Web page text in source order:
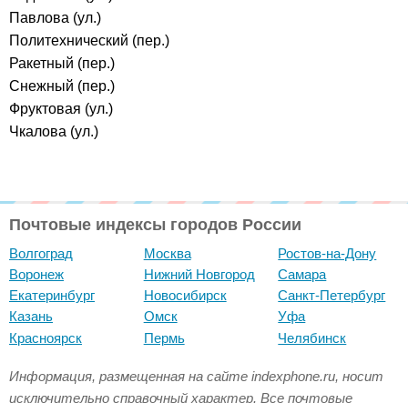
Павлова (ул.)
Политехнический (пер.)
Ракетный (пер.)
Снежный (пер.)
Фруктовая (ул.)
Чкалова (ул.)
Почтовые индексы городов России
Волгоград
Воронеж
Екатеринбург
Казань
Красноярск
Москва
Нижний Новгород
Новосибирск
Омск
Пермь
Ростов-на-Дону
Самара
Санкт-Петербург
Уфа
Челябинск
Информация, размещенная на сайте indexphone.ru, носит
исключительно справочный характер. Все почтовые